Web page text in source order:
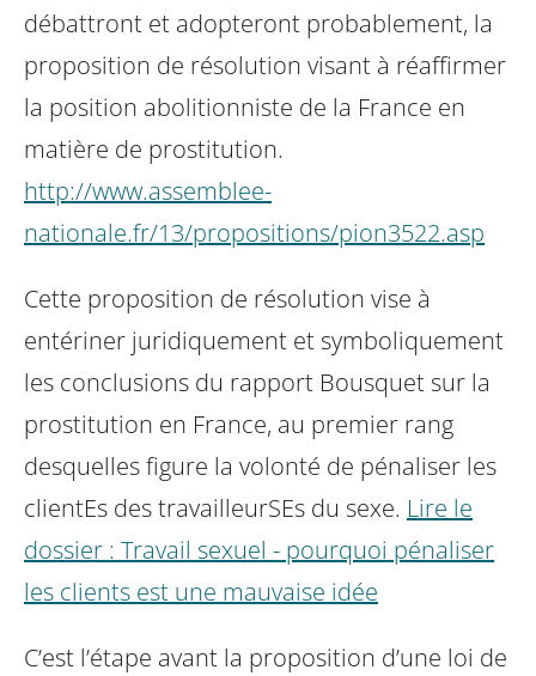
débattront et adopteront probablement, la
proposition de résolution visant à réaffirmer
la position abolitionniste de la France en
matière de prostitution.
http://www.assemblee-
nationale.fr/13/propositions/pion3522.asp
Cette proposition de résolution vise à
entériner juridiquement et symboliquement
les conclusions du rapport Bousquet sur la
prostitution en France, au premier rang
desquelles figure la volonté de pénaliser les
clientEs des travailleurSEs du sexe. Lire le
dossier : Travail sexuel - pourquoi pénaliser
les clients est une mauvaise idée
C’est l’étape avant la proposition d’une loi de